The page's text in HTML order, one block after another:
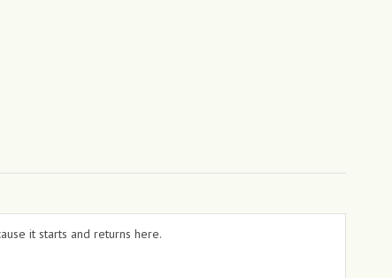
it starts and returns here.